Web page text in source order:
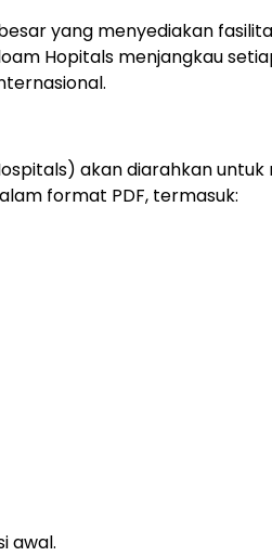
yang menyediakan
Hopitals menjangkau
akan diarahkan
format PDF, termasuk:
awal.